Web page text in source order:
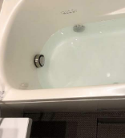
ッサージ。